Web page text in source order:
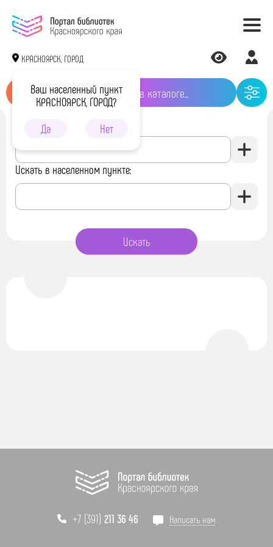
КРАСНОЯРСК, ГОРОД
Ваш населенный пункт
КРАСНОЯРСК, ГОРОД?
Да
Нет
Искать в библиотеке:
Искать в населенном пункте:
+7 (391) 211 36 46 Написать нам